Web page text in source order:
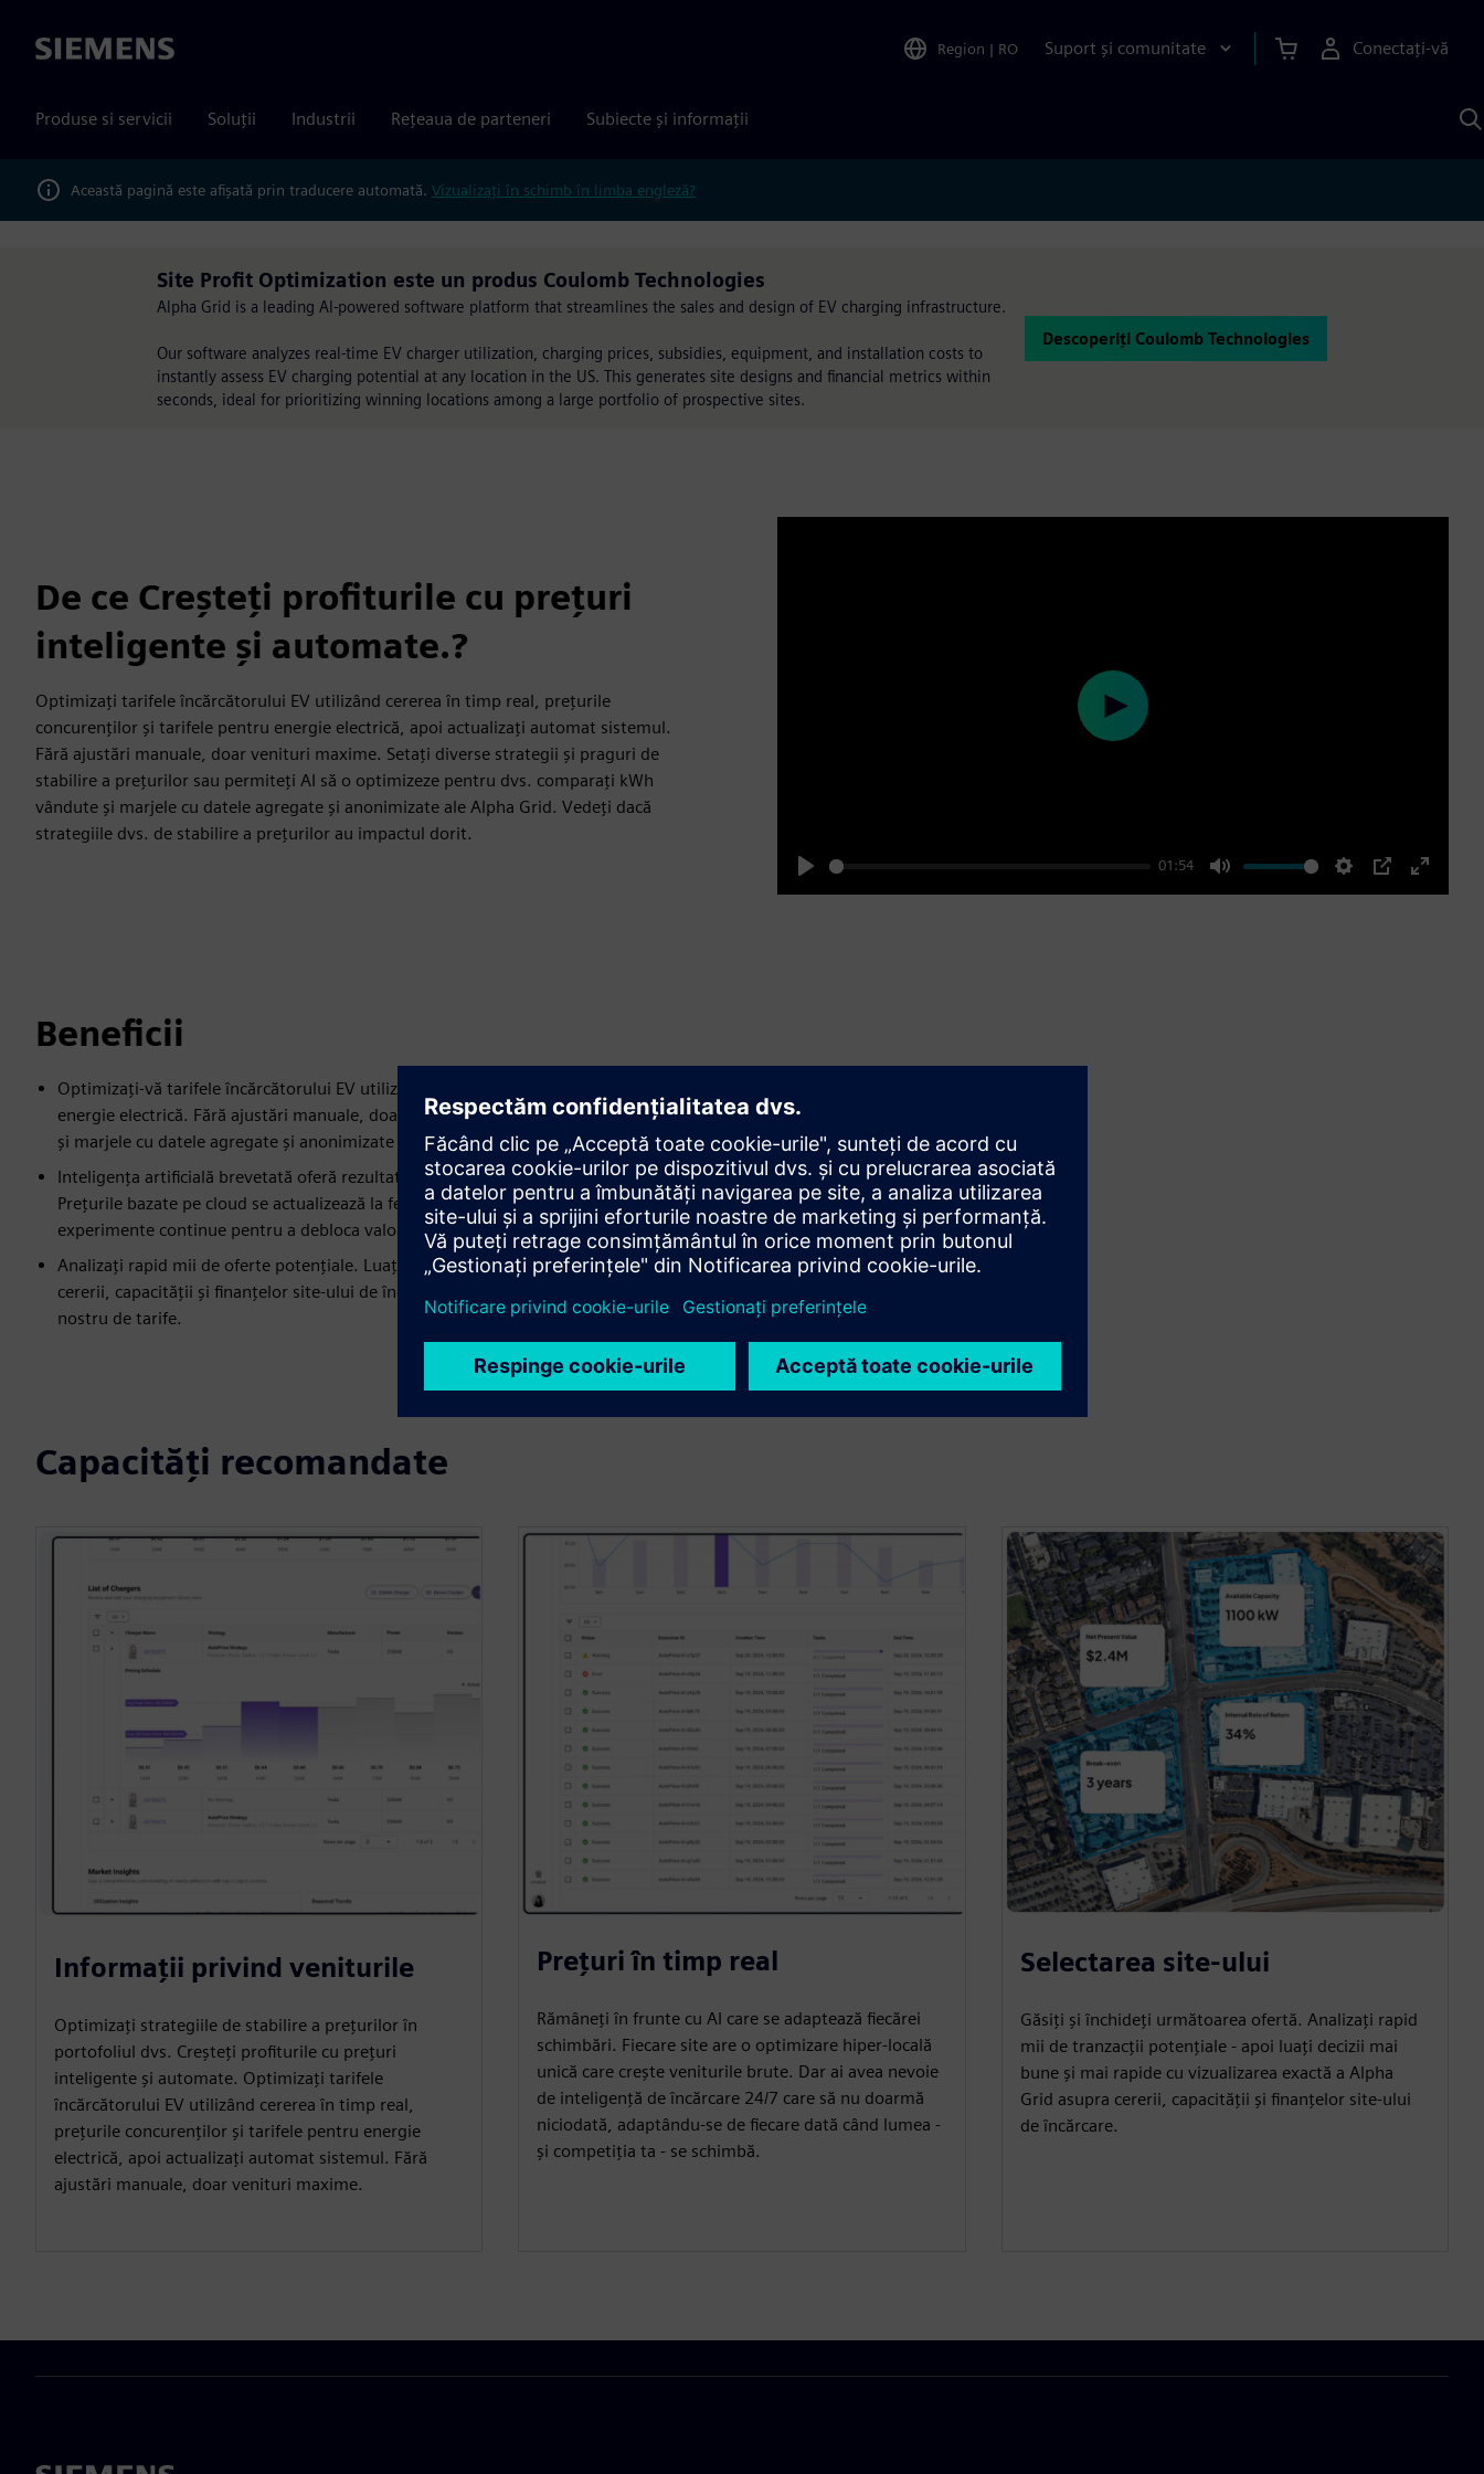
Siemens Region | RO Suport și comunitate Conectați-vă
Produse si servicii Soluții Industrii Rețeaua de parteneri Subiecte și informații
Această pagină este afișată prin traducere automată. Vizualizați în schimb în limba engleză?
Site Profit Optimization este un produs Coulomb Technologies
Alpha Grid is a leading AI-powered software platform that streamlines the sales and design of EV charging infrastructure.
Our software analyzes real-time EV charger utilization, charging prices, subsidies, equipment, and installation costs to
instantly assess EV charging potential at any location in the US. This generates site designs and financial metrics within
seconds, ideal for prioritizing winning locations among a large portfolio of prospective sites.
Descoperiți Coulomb Technologies
De ce Creșteți profiturile cu prețuri
inteligente și automate.?
Optimizați tarifele încărcătorului EV utilizând cererea în timp real, prețurile
concurenților și tarifele pentru energie electrică, apoi actualizați automat sistemul.
Fără ajustări manuale, doar venituri maxime. Setați diverse strategii și praguri de
stabilire a prețurilor sau permiteți AI să o optimizeze pentru dvs. comparați kWh
vândute și marjele cu datele agregate și anonimizate ale Alpha Grid. Vedeți dacă
strategiile dvs. de stabilire a prețurilor au impactul dorit.
Play
01:54
Mute Settings
PIP
Enter
Play
Beneficii
Optimizați-vă tarifele încărcătorului EV utilizând automat cererea în timp real, prețurile concurenților și tarifele la
energie electrică. Fără ajustări manuale, doar venituri maxime. Permiteți AI să optimizeze și să compare kWh vândute
și marjele cu datele agregate și anonimizate ale Alpha Grid.
Inteligența artificială brevetată oferă rezultate superioare, învățând continuu din feedback și schimbările pieței.
Prețurile bazate pe cloud se actualizează la fel de frecvent ca în fiecare minut pentru fiecare punct de încărcare. Rulați
experimente continue pentru a debloca valoarea maximă a rețelei.
Analizați rapid mii de oferte potențiale. Luați decizii mai bune și mai rapide cu vizualizarea exactă a Alpha Grid asupra
cererii, capacității și finanțelor site-ului de încărcare. Calculați-vă costurile de energie și tarifele de cerere cu motorul
nostru de tarife.
Capacități recomandate
Informații privind veniturile
Optimizați strategiile de stabilire a prețurilor în
portofoliul dvs. Creșteți profiturile cu prețuri
inteligente și automate. Optimizați tarifele
încărcătorului EV utilizând cererea în timp real,
prețurile concurenților și tarifele pentru energie
electrică, apoi actualizați automat sistemul. Fără
ajustări manuale, doar venituri maxime.
Prețuri în timp real
Rămâneți în frunte cu AI care se adaptează fiecărei
schimbări. Fiecare site are o optimizare hiper-locală
unică care crește veniturile brute. Dar ai avea nevoie
de inteligență de încărcare 24/7 care să nu doarmă
niciodată, adaptându-se de fiecare dată când lumea -
și competiția ta - se schimbă.
Selectarea site-ului
Găsiți și închideți următoarea ofertă. Analizați rapid
mii de tranzacții potențiale - apoi luați decizii mai
bune și mai rapide cu vizualizarea exactă a Alpha
Grid asupra cererii, capacității și finanțelor site-ului
de încărcare.